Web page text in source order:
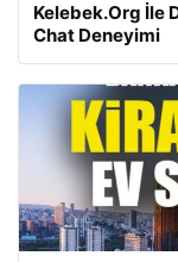
Kelebek.Org İle
Chat Deneyimi